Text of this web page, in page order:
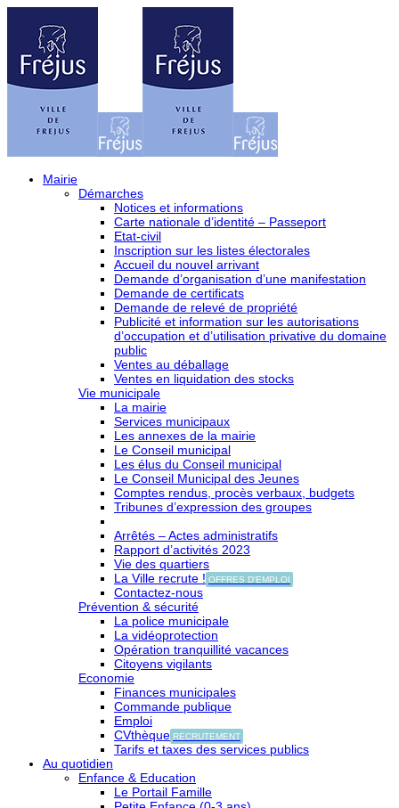
Mairie
Démarches
Notices et informations
Carte nationale d’identité – Passeport
Etat-civil
Inscription sur les listes électorales
Accueil du nouvel arrivant
Demande d’organisation d’une manifestation
Demande de certificats
Demande de relevé de propriété
Publicité et information sur les autorisations
d’occupation et d’utilisation privative du domaine
public
Ventes au déballage
Ventes en liquidation des stocks
Vie municipale
La mairie
Services municipaux
Les annexes de la mairie
Le Conseil municipal
Les élus du Conseil municipal
Le Conseil Municipal des Jeunes
Comptes rendus, procès verbaux, budgets
Tribunes d’expression des groupes
Arrêtés – Actes administratifs
Rapport d’activités 2023
Vie des quartiers
La Ville recrute ! OFFRES D'EMPLOI
Contactez-nous
Prévention & sécurité
La police municipale
La vidéoprotection
Opération tranquillité vacances
Citoyens vigilants
Economie
Finances municipales
Commande publique
Emploi
CVthèque RECRUTEMENT
Tarifs et taxes des services publics
Au quotidien
Enfance & Education
Le Portail Famille